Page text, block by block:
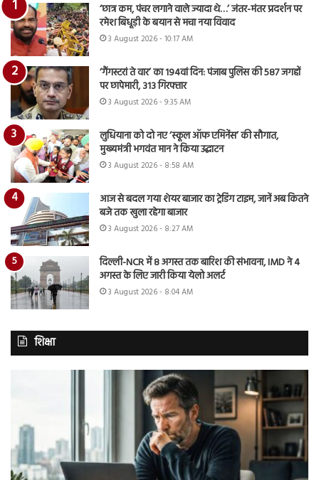
‘छात्र कम, पंचर लगाने वाले ज्यादा थे…’ जंतर-मंतर प्रदर्शन पर
रमेश बिधूड़ी के बयान से मचा नया विवाद
3 August 2026 - 10:17 AM
‘गैंगस्टरां ते वार’ का 194वां दिन: पंजाब पुलिस की 587 जगहों
पर छापेमारी, 313 गिरफ्तार
3 August 2026 - 9:35 AM
लुधियाना को दो नए ‘स्कूल ऑफ एमिनेंस’ की सौगात,
मुख्यमंत्री भगवंत मान ने किया उद्घाटन
3 August 2026 - 8:58 AM
आज से बदल गया शेयर बाजार का ट्रेडिंग टाइम, जानें अब कितने
बजे तक खुला रहेगा बाजार
3 August 2026 - 8:27 AM
दिल्ली-NCR में 8 अगस्त तक बारिश की संभावना, IMD ने 4
अगस्त के लिए जारी किया येलो अलर्ट
3 August 2026 - 8:04 AM
शिक्षा